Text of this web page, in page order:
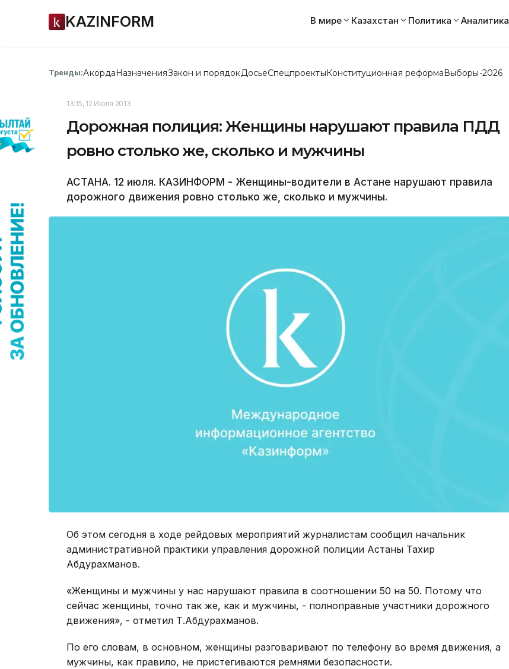
KAZINFORM В мире Казахстан Политика Аналитика
Тренды:АкордаНазначенияЗакон и порядок ДосьеСпецпроектыКонституционная реформаВыборы-2026
13:15, 12 Июля 2013
Дорожная полиция: Женщины нарушают правила ПДД
ровно столько же, сколько и мужчины
АСТАНА. 12 июля. КАЗИНФОРМ - Женщины-водители в Астане нарушают правила
дорожного движения ровно столько же, сколько и мужчины.
Об этом сегодня в ходе рейдовых мероприятий журналистам сообщил начальник
административной практики управления дорожной полиции Астаны Тахир
Абдурахманов.
«Женщины и мужчины у нас нарушают правила в соотношении 50 на 50. Потому что
сейчас женщины, точно так же, как и мужчины, - полноправные участники дорожного
движения», - отметил Т.Абдурахманов.
По его словам, в основном, женщины разговаривают по телефону во время движения, а
мужчины, как правило, не пристегиваются ремнями безопасности.